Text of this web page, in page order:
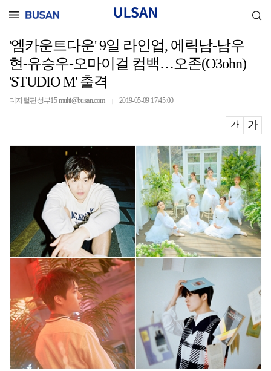
'엠카운트다운' 9일 라인업, 에릭남-남우
현-유승우-오마이걸 컴백…오존(O3ohn)
'STUDIO M' 출격
디지털편성부15 multi@busan.com 2019-05-09 17:45:00
가 가